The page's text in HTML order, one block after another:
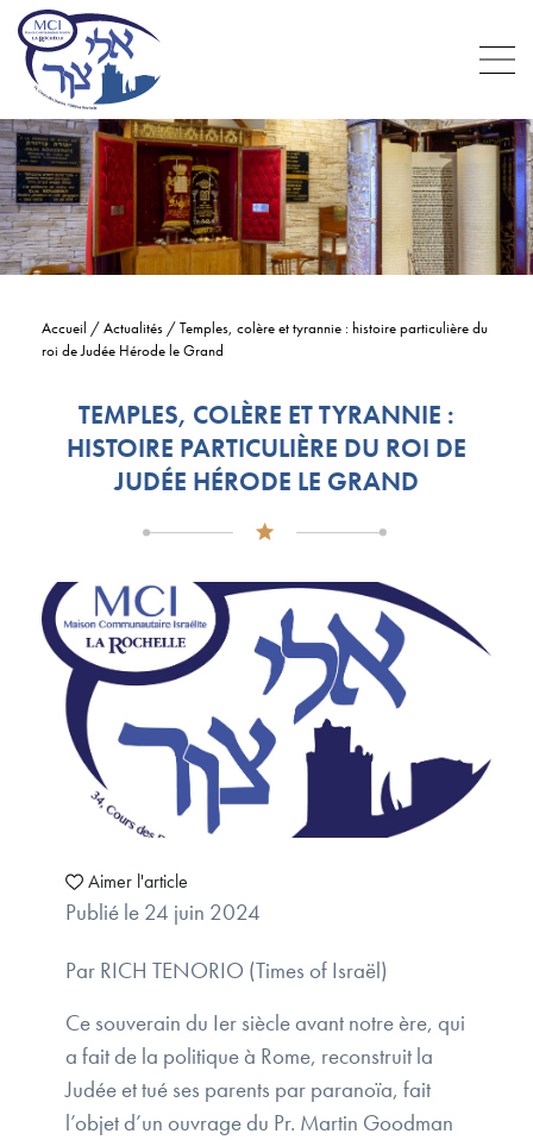
Accueil /Actualités /Temples, colère et tyrannie : histoire particulière du
roi de Judée Hérode le Grand
TEMPLES, COLÈRE ET TYRANNIE :
HISTOIRE PARTICULIÈRE DU ROI DE
JUDÉE HÉRODE LE GRAND
Aimer l'article
Publié le 24 juin 2024
Par RICH TENORIO (Times of Israël)
Ce souverain du Ier siècle avant notre ère, qui
a fait de la politique à Rome, reconstruit la
Judée et tué ses parents par paranoïa, fait
l’objet d’un ouvrage du Pr. Martin Goodman